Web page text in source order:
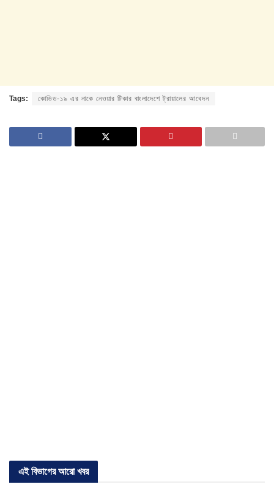
Tags: কোভিড-১৯ এর নাকে নেওয়ার টিকার বাংলাদেশে ট্রায়ালের আবেদন
এই বিভাগের আরো খবর